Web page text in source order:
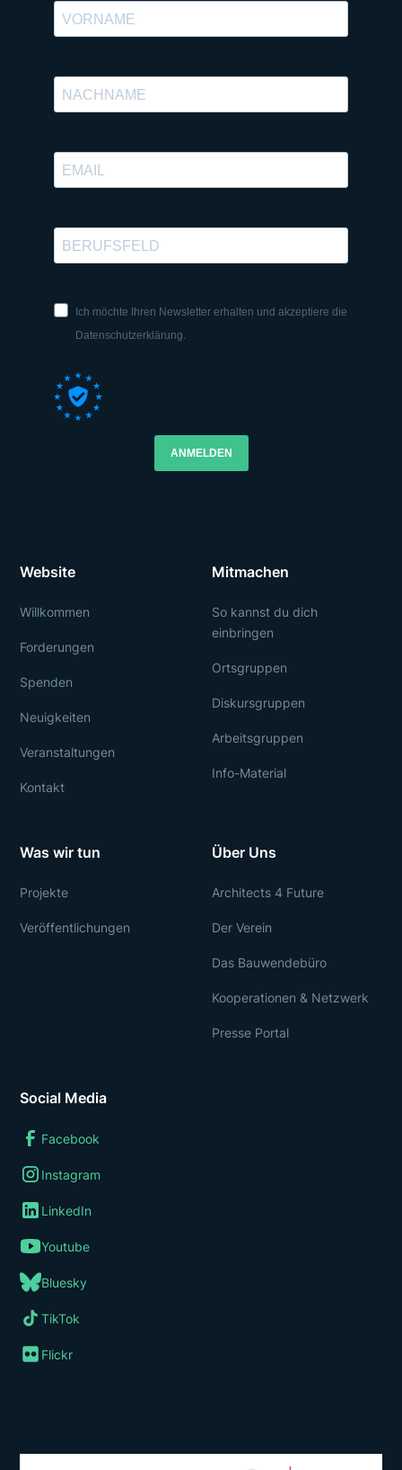
Ich möchte Ihren Newsletter erhalten und akzeptiere die
Datenschutzerklärung.
ANMELDEN
Website
Willkommen
Forderungen
Spenden
Neuigkeiten
Veranstaltungen
Kontakt
Mitmachen
So kannst du dich
einbringen
Ortsgruppen
Diskursgruppen
Arbeitsgruppen
Info-Material
Social Media
Facebook
Instagram
LinkedIn
Youtube
Bluesky
TikTok
Flickr
Was wir tun
Projekte
Veröffentlichungen
Über Uns
Architects 4 Future
Der Verein
Das Bauwendebüro
Kooperationen & Netzwerk
Presse Portal